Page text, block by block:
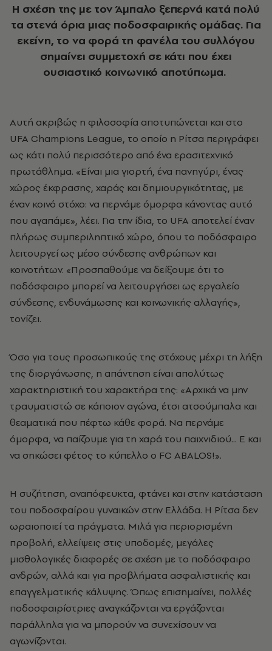
Η σχέση της με τον Άμπαλο ξεπερνά κατά πολύ
τα στενά όρια μιας ποδοσφαιρικής ομάδας. Για
εκείνη, το να φορά τη φανέλα του συλλόγου
σημαίνει συμμετοχή σε κάτι που έχει
ουσιαστικό κοινωνικό αποτύπωμα.
Αυτή ακριβώς η φιλοσοφία αποτυπώνεται και στο
UFA Champions League, το οποίο η Ρίτσα περιγράφει
ως κάτι πολύ περισσότερο από ένα ερασιτεχνικό
πρωτάθλημα. «Είναι μια γιορτή, ένα πανηγύρι, ένας
χώρος έκφρασης, χαράς και δημιουργικότητας, με
έναν κοινό στόχο: να περνάμε όμορφα κάνοντας αυτό
που αγαπάμε», λέει. Για την ίδια, το UFA αποτελεί έναν
πλήρως συμπεριληπτικό χώρο, όπου το ποδόσφαιρο
λειτουργεί ως μέσο σύνδεσης ανθρώπων και
κοινοτήτων. «Προσπαθούμε να δείξουμε ότι το
ποδόσφαιρο μπορεί να λειτουργήσει ως εργαλείο
σύνδεσης, ενδυνάμωσης και κοινωνικής αλλαγής»,
τονίζει.
Όσο για τους προσωπικούς της στόχους μέχρι τη λήξη
της διοργάνωσης, η απάντηση είναι απολύτως
χαρακτηριστική του χαρακτήρα της: «Αρχικά να μην
τραυματιστώ σε κάποιον αγώνα, έτσι ατσούμπαλα και
θεαματικά που πέφτω κάθε φορά. Να περνάμε
όμορφα, να παίζουμε για τη χαρά του παιχνιδιού... Ε και
να σηκώσει φέτος το κύπελλο ο FC ABALOS!».
Η συζήτηση, αναπόφευκτα, φτάνει και στην κατάσταση
του ποδοσφαίρου γυναικών στην Ελλάδα. Η Ρίτσα δεν
ωραιοποιεί τα πράγματα. Μιλά για περιορισμένη
προβολή, ελλείψεις στις υποδομές, μεγάλες
μισθολογικές διαφορές σε σχέση με το ποδόσφαιρο
ανδρών, αλλά και για προβλήματα ασφαλιστικής και
επαγγελματικής κάλυψης. Όπως επισημαίνει, πολλές
ποδοσφαιρίστριες αναγκάζονται να εργάζονται
παράλληλα για να μπορούν να συνεχίσουν να
αγωνίζονται.